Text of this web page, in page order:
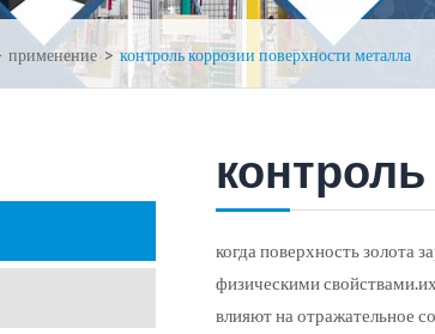
применение контроль коррозии поверхности металла
когда поверхность золота
физическими
влияют на отражательное